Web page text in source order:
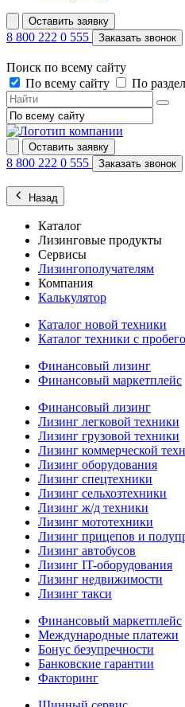
Оставить заявку
8 800 222 0 555 Заказать звонок
Поиск по всему сайту
По всему сайту
По
Оставить заявку
8 800 222 0 555 Заказать звонок
Назад
Каталог
Лизинговые продукты
Сервисы
Лизингополучателям
Компания
Калькулятор
Каталог новой техники
Каталог техники с
Финансовый лизинг
Финансовый маркетплейс
Финансовый лизинг
Лизинг легковой техники
Лизинг грузовой техники
Лизинг коммерческой
Лизинг оборудования
Лизинг спецтехники
Лизинг сельхозтехники
Лизинг ж/д техники
Лизинг мототехники
Лизинг прицепов и
Лизинг автобусов
Лизинг IT-оборудования
Лизинг недвижимости
Лизинг такси
Финансовый маркетплейс
Международные платежи
Бонус безупречности
Банковские гарантии
Факторинг